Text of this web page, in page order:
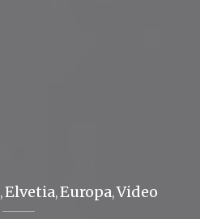
,Elvetia,Europa,Video